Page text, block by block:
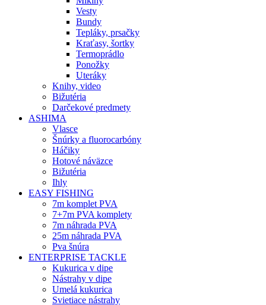
Vesty
Bundy
Tepláky, prsačky
Kraťasy, šortky
Termoprádlo
Ponožky
Uteráky
Knihy, video
Bižutéria
Darčekové predmety
ASHIMA
Vlasce
Šnúrky a fluorocarbóny
Háčiky
Hotové náväzce
Bižutéria
Ihly
EASY FISHING
7m komplet PVA
7+7m PVA komplety
7m náhrada PVA
25m náhrada PVA
Pva šnúra
ENTERPRISE TACKLE
Kukurica v dipe
Nástrahy v dipe
Umelá kukurica
Svietiace nástrahy